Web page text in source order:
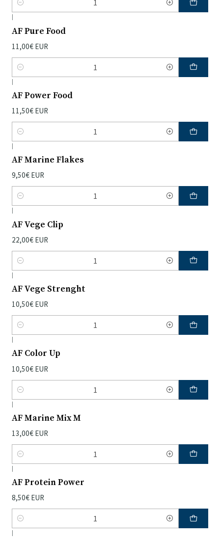
Quantidade
|
AF Pure Food
11,00€ EUR
Quantidade
|
AF Power Food
11,50€ EUR
Quantidade
|
AF Marine Flakes
9,50€ EUR
Quantidade
|
AF Vege Clip
22,00€ EUR
Quantidade
|
AF Vege Strenght
10,50€ EUR
Quantidade
|
AF Color Up
10,50€ EUR
Quantidade
|
AF Marine Mix M
13,00€ EUR
Quantidade
|
AF Protein Power
8,50€ EUR
Quantidade
|